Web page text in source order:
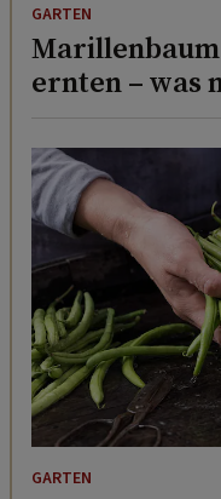
GARTEN
ernten – was
GARTEN